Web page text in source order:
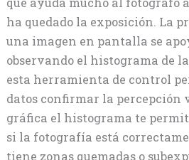
ha quedado la exposición. La
una imagen en pantalla se
observando el histograma de
esta herramienta de control
datos confirmar la percepción
gráfica el histograma te
si la fotografía está
tiene zonas quemadas o